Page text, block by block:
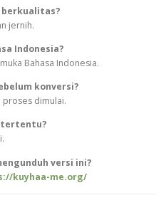
jernih.
Indonesia?
Bahasa Indonesia.
konversi?
dimulai.
tertentu?
versi ini?
kuyhaa-me.org/